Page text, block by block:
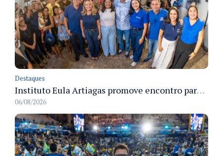
Destaques
Instituto Eula Artiagas promove encontro para discutir melhorias para o bairro Petrópolis
06/08/2026